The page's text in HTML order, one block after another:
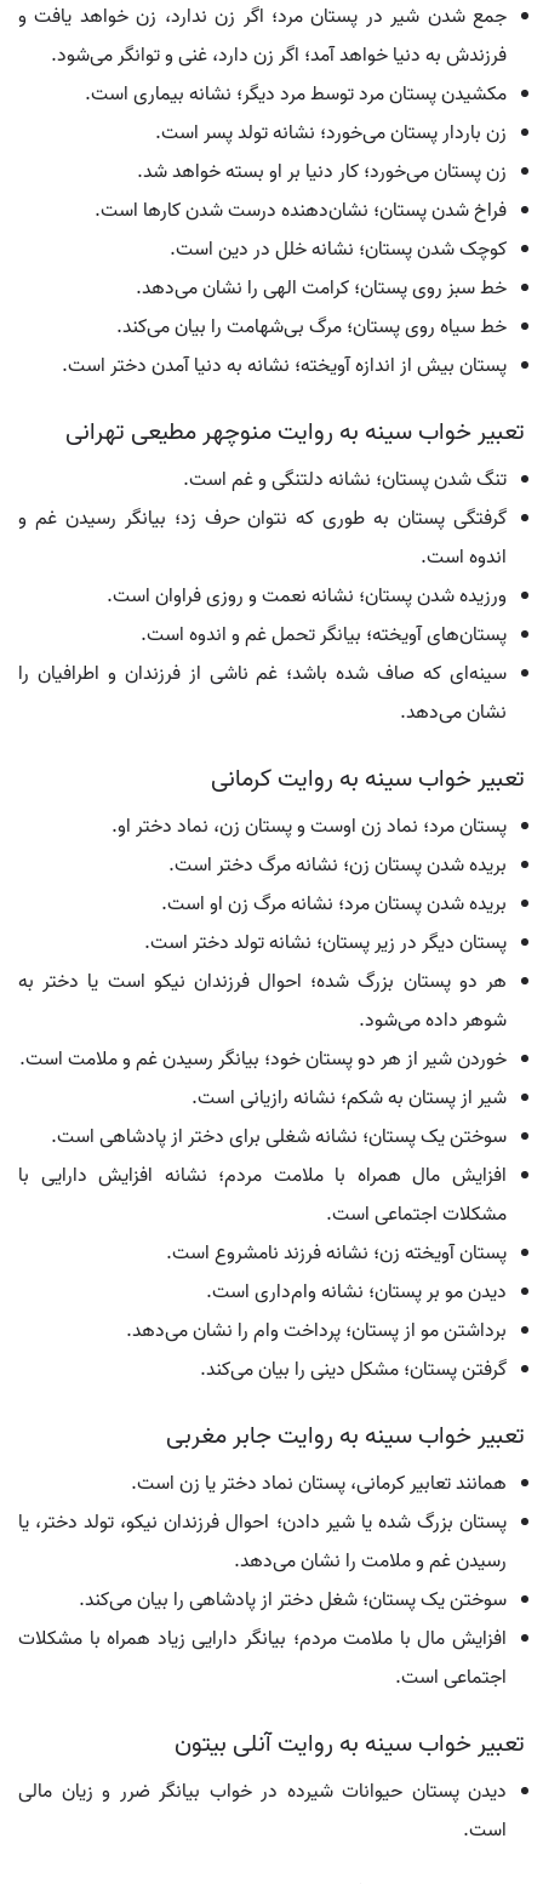
جمع شدن شیر در پستان مرد؛ اگر زن ندارد، زن خواهد یافت و
فرزندش به دنیا خواهد آمد؛ اگر زن دارد، غنی و توانگر می‌شود.
مکشیدن پستان مرد توسط مرد دیگر؛ نشانه بیماری است.
زن باردار پستان می‌خورد؛ نشانه تولد پسر است.
زن پستان می‌خورد؛ کار دنیا بر او بسته خواهد شد.
فراخ شدن پستان؛ نشان‌دهنده درست شدن کارها است.
کوچک شدن پستان؛ نشانه خلل در دین است.
خط سبز روی پستان؛ کرامت الهی را نشان می‌دهد.
خط سیاه روی پستان؛ مرگ بی‌شهامت را بیان می‌کند.
پستان بیش از اندازه آویخته؛ نشانه به دنیا آمدن دختر است.
تعبیر خواب سینه به روایت منوچهر مطیعی تهرانی
تنگ شدن پستان؛ نشانه دلتنگی و غم است.
گرفتگی پستان به طوری که نتوان حرف زد؛ بیانگر رسیدن غم و
اندوه است.
ورزیده شدن پستان؛ نشانه نعمت و روزی فراوان است.
پستان‌های آویخته؛ بیانگر تحمل غم و اندوه است.
سینه‌ای که صاف شده باشد؛ غم ناشی از فرزندان و اطرافیان را
نشان می‌دهد.
تعبیر خواب سینه به روایت کرمانی
پستان مرد؛ نماد زن اوست و پستان زن، نماد دختر او.
بریده شدن پستان زن؛ نشانه مرگ دختر است.
بریده شدن پستان مرد؛ نشانه مرگ زن او است.
پستان دیگر در زیر پستان؛ نشانه تولد دختر است.
هر دو پستان بزرگ شده؛ احوال فرزندان نیکو است یا دختر به
شوهر داده می‌شود.
خوردن شیر از هر دو پستان خود؛ بیانگر رسیدن غم و ملامت است.
شیر از پستان به شکم؛ نشانه رازیانی است.
سوختن یک پستان؛ نشانه شغلی برای دختر از پادشاهی است.
افزایش مال همراه با ملامت مردم؛ نشانه افزایش دارایی با
مشکلات اجتماعی است.
پستان آویخته زن؛ نشانه فرزند نامشروع است.
دیدن مو بر پستان؛ نشانه وام‌داری است.
برداشتن مو از پستان؛ پرداخت وام را نشان می‌دهد.
گرفتن پستان؛ مشکل دینی را بیان می‌کند.
تعبیر خواب سینه به روایت جابر مغربی
همانند تعابیر کرمانی، پستان نماد دختر یا زن است.
پستان بزرگ شده یا شیر دادن؛ احوال فرزندان نیکو، تولد دختر، یا
رسیدن غم و ملامت را نشان می‌دهد.
سوختن یک پستان؛ شغل دختر از پادشاهی را بیان می‌کند.
افزایش مال با ملامت مردم؛ بیانگر دارایی زیاد همراه با مشکلات
اجتماعی است.
تعبیر خواب سینه به روایت آنلی بیتون
دیدن پستان حیوانات شیرده در خواب بیانگر ضرر و زیان مالی
است.